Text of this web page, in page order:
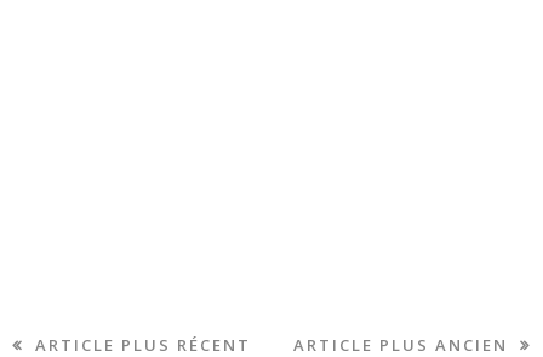
ARTICLE PLUS RÉCENT ARTICLE PLUS ANCIEN